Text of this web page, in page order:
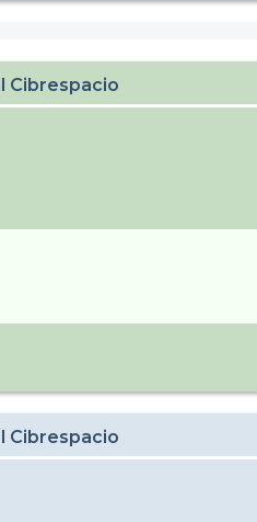
Cibrespacio
Cibrespacio